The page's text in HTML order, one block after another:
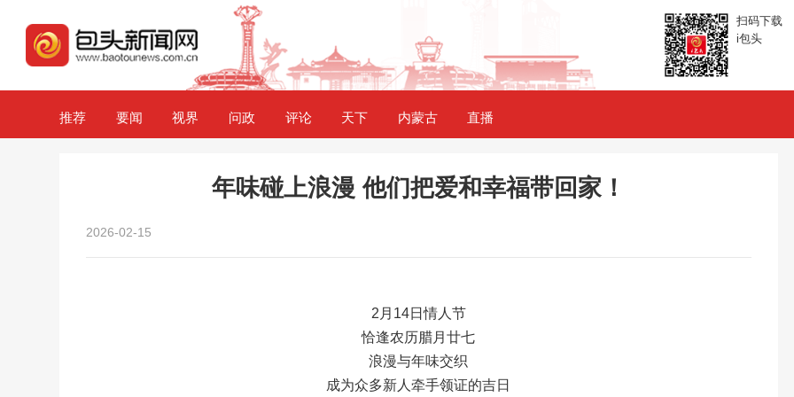
扫码下载
i包头
推荐 要闻 视界 问政 评论 天下 内蒙古 直播
年味碰上浪漫 他们把爱和幸福带回家！
2026-02-15
2月14日情人节
恰逢农历腊月廿七
浪漫与年味交织
成为众多新人牵手领证的吉日